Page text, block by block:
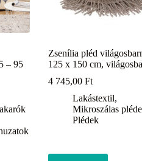
– 95
Zsenília pléd
125 x 150 cm,
4 745,00Ft
Lakástextil,
Mikroszálas
Plédek